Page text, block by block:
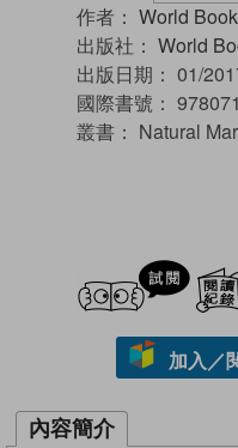
作者： World Book
出版社： World
出版日期： 01/
國際書號：
叢書： Natural
試閲
加入／
內容簡介